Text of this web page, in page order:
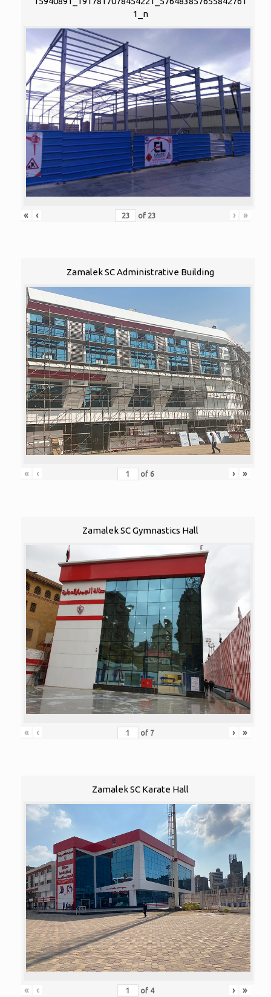
1_n
« ‹ of 23 › »
Zamalek SC Administrative Building
« ‹ of 6 › »
Zamalek SC Gymnastics Hall
« ‹ of 7 › »
Zamalek SC Karate Hall
« ‹ of 4 › »